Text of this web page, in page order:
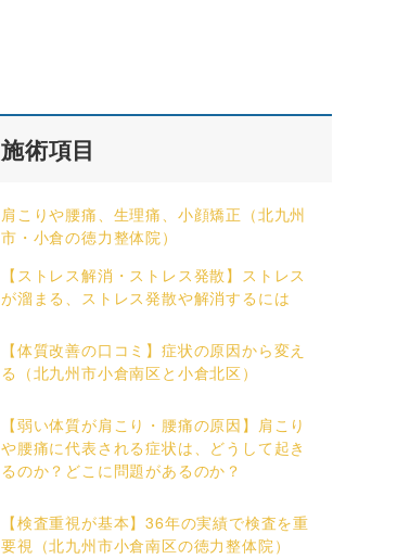
施術項目
肩こりや腰痛、生理痛、小顔矯正（北九州
市・小倉の徳力整体院）
【ストレス解消・ストレス発散】ストレス
が溜まる、ストレス発散や解消するには
【体質改善の口コミ】症状の原因から変え
る（北九州市小倉南区と小倉北区）
【弱い体質が肩こり・腰痛の原因】肩こり
や腰痛に代表される症状は、どうして起き
るのか？どこに問題があるのか？
【検査重視が基本】36年の実績で検査を重
要視（北九州市小倉南区の徳力整体院）